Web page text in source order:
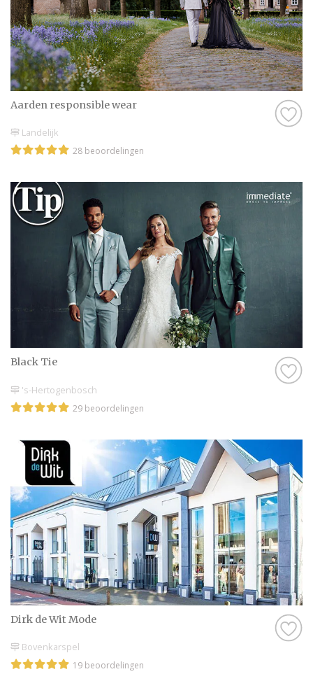
Aarden responsible wear
Landelijk
28 beoordelingen
Black Tie
's-Hertogenbosch
29 beoordelingen
Dirk de Wit Mode
Bovenkarspel
19 beoordelingen